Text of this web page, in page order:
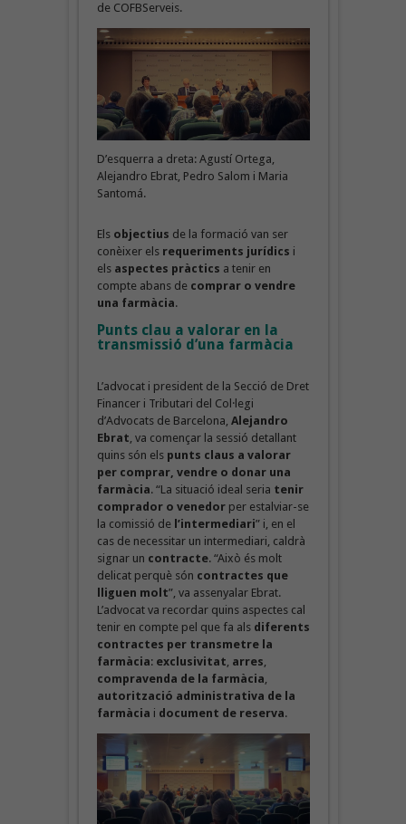
de COFBServeis.
D’esquerra a dreta: Agustí Ortega,
Alejandro Ebrat, Pedro Salom i Maria
Santomá.
Els objectius de la formació van ser
conèixer els requeriments jurídics i
els aspectes pràctics a tenir en
compte abans de comprar o vendre
una farmàcia.
Punts clau a valorar en la
transmissió d’una farmàcia
L’advocat i president de la Secció de Dret
Financer i Tributari del Col·legi
d’Advocats de Barcelona, Alejandro
Ebrat, va començar la sessió detallant
quins són elspunts claus a valorar
per comprar, vendre o donar una
farmàcia. “La situació ideal seria tenir
comprador o venedor per estalviar-se
la comissió de l’intermediari” i, en el
cas de necessitar un intermediari, caldrà
signar un contracte. “Això és molt
delicat perquè són contractes que
lliguen molt”, va assenyalar Ebrat.
L’advocat va recordar quins aspectes cal
tenir en compte pel que fa als diferents
contractes per transmetre la
farmàcia: exclusivitat, arres,
compravenda de la farmàcia,
autorització administrativa de la
farmàcia i document de reserva.